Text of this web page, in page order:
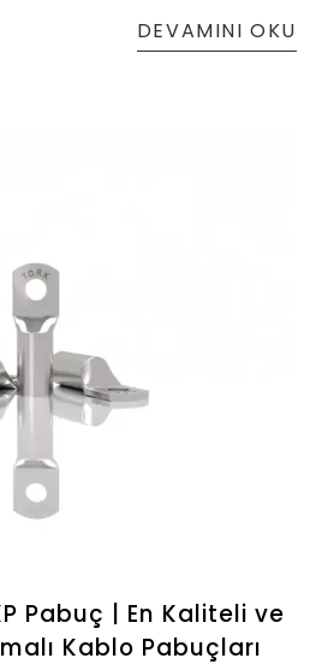
DEVAMINI OKU
Pabuç | En Kaliteli ve
Kablo Pabuçları